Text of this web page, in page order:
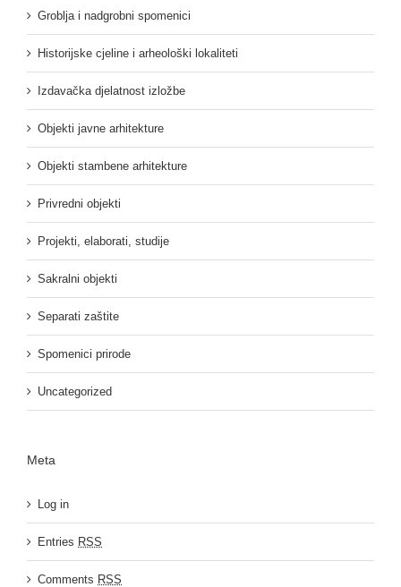
Groblja i nadgrobni spomenici
Historijske cjeline i arheološki lokaliteti
Izdavačka djelatnost izložbe
Objekti javne arhitekture
Objekti stambene arhitekture
Privredni objekti
Projekti, elaborati, studije
Sakralni objekti
Separati zaštite
Spomenici prirode
Uncategorized
Meta
Log in
Entries RSS
Comments RSS